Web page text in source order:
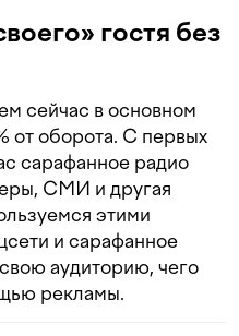
гостя без
сейчас в основном
от оборота. С первых
сарафанное радио
СМИ и другая
этими
и сарафанное
аудиторию, чего
рекламы.